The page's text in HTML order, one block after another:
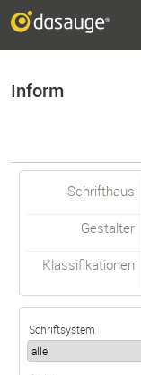
Inform
Schrifthaus
Gestalter
Klassifikationen
Schriftsystem